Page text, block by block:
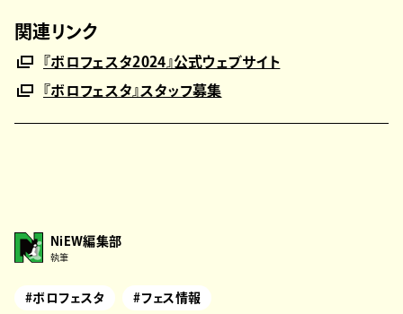
関連リンク
『ボロフェスタ2024』公式ウェブサイト
『ボロフェスタ』スタッフ募集
NiEW編集部
執筆
#ボロフェスタ #フェス情報